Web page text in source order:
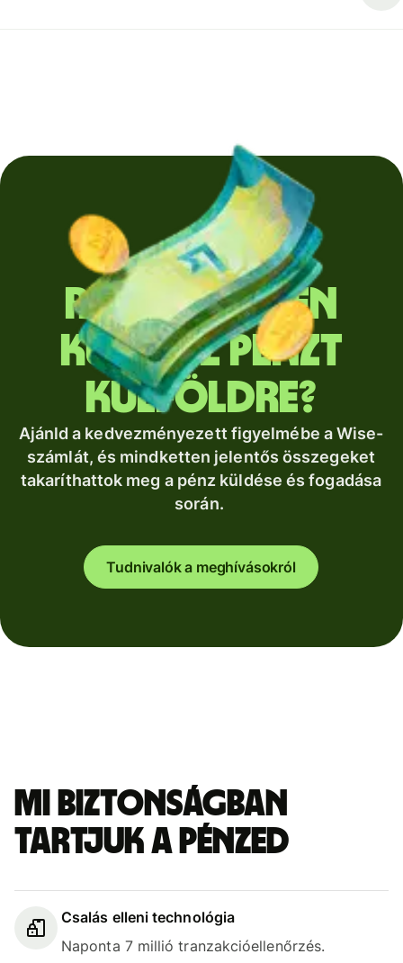
Rendszeresen
küldesz pénzt
külföldre?
Ajánld a kedvezményezett figyelmébe a Wise-
számlát, és mindketten jelentős összegeket
takaríthattok meg a pénz küldése és fogadása
során.
Tudnivalók a meghívásokról
Mi biztonságban
tartjuk a pénzed
Csalás elleni technológia
Naponta 7 millió tranzakcióellenőrzés.